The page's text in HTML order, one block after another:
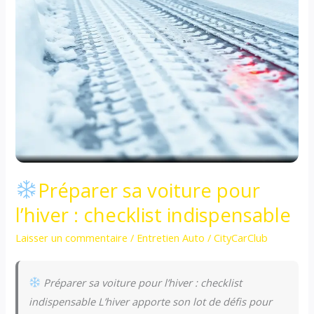
Préparer sa voiture pour
l’hiver : checklist indispensable
Laisser un commentaire / Entretien Auto /CityCarClub
Préparer sa voiture pour l’hiver : checklist
indispensable L’hiver apporte son lot de défis pour